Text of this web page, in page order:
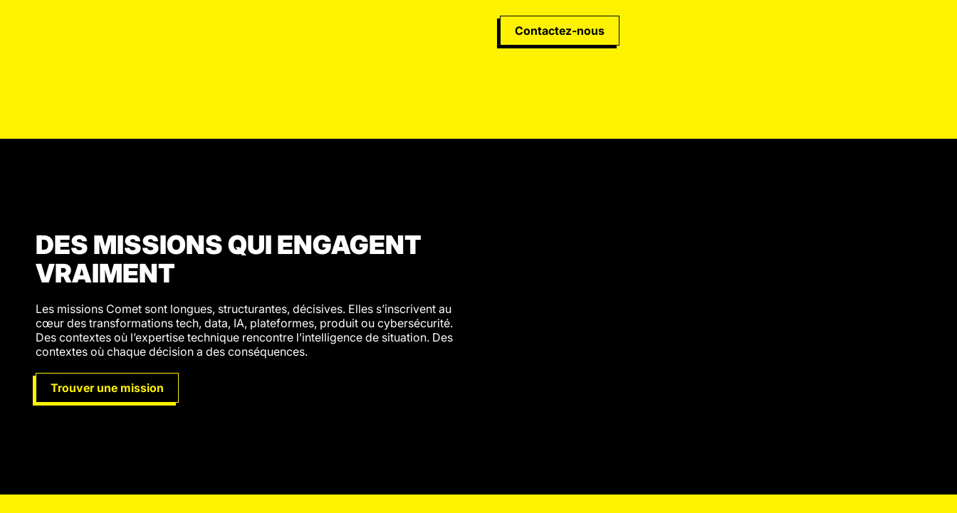
Contactez-nous
DES MISSIONS QUI ENGAGENT
VRAIMENT
Les missions Comet sont longues, structurantes, décisives. Elles s’inscrivent au
cœur des transformations tech, data, IA, plateformes, produit ou cybersécurité.
Des contextes où l’expertise technique rencontre l’intelligence de situation. Des
contextes où chaque décision a des conséquences.
Trouver une mission